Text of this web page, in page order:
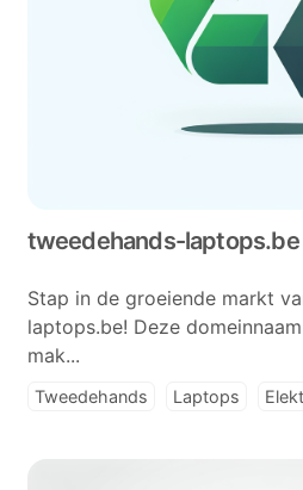
tweedehands-laptops.be
Stap in de groeiende markt
laptops.be! Deze
mak...
Tweedehands Laptops